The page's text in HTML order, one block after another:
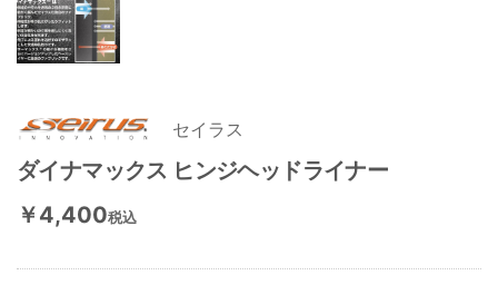
セイラス
ダイナマックス ヒンジヘッドライナー
￥4,400税込